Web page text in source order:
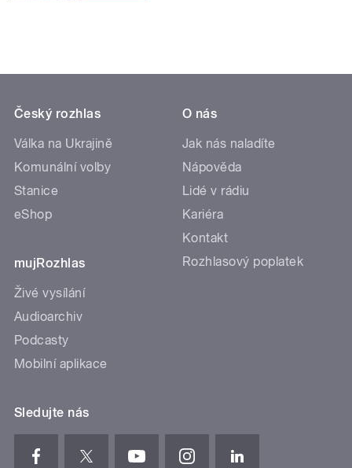
Český rozhlas
Válka na Ukrajině
Komunální volby
Stanice
eShop
mujRozhlas
Živé vysílání
Audioarchiv
Podcasty
Mobilní aplikace
O nás
Jak nás naladíte
Nápověda
Lidé v rádiu
Kariéra
Kontakt
Rozhlasový poplatek
Sledujte nás